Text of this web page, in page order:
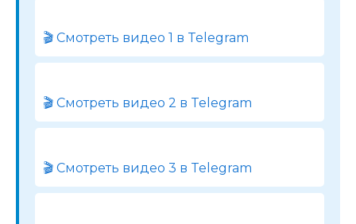
🎬 Смотреть видео 1 в Telegram
🎬 Смотреть видео 2 в Telegram
🎬 Смотреть видео 3 в Telegram